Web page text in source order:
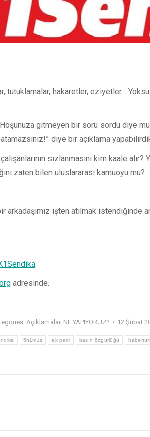
tutuklamalar, hakaretler, eziyetler…
gitmeyen bir soru sordu diye
diye bir açıklama
sızlanmasını kim kaale
zaten bilen uluslararası kamuoyu mu?
arkadaşımız işten atılmak
.
adresinde.
Açıklamalar, NE YAPIYORUZ? 12 Şubat
5n1m1s ak parti basın özgürlüğü